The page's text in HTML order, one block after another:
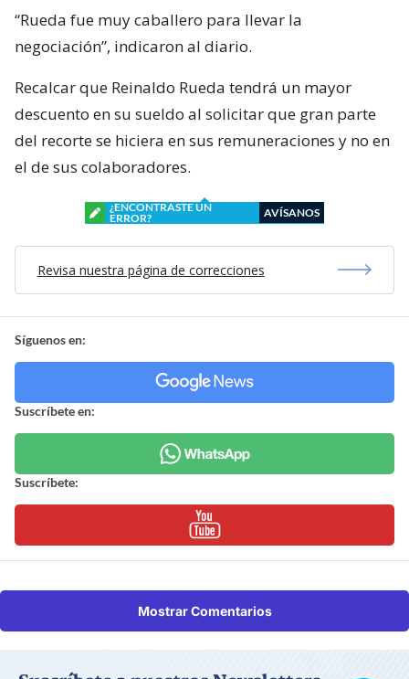
“Rueda fue muy caballero para llevar la
negociación”, indicaron al diario.
Recalcar que Reinaldo Rueda tendrá un mayor
descuento en su sueldo al solicitar que gran parte
del recorte se hiciera en sus remuneraciones y no en
el de sus colaboradores.
¿ENCONTRASTE UN
ERROR?
AVÍSANOS
Revisa nuestra página de correcciones
Síguenos en:
Suscríbete en:
Suscríbete:
Mostrar Comentarios